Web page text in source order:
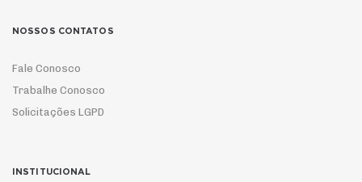
NOSSOS CONTATOS
Fale Conosco
Trabalhe Conosco
Solicitações LGPD
INSTITUCIONAL